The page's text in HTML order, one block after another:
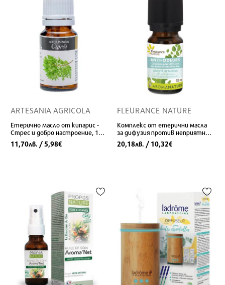
ARTESANIA AGRICOLA
Етерично масло от кипарис -
Стрес и добро настроение, 10
ml
11,70лв. / 5,98€
FLEURANCE NATURE
Комплекс от eтерични масла
за дифузия против неприятни
миризми, 10 ml
20,18лв. / 10,32€